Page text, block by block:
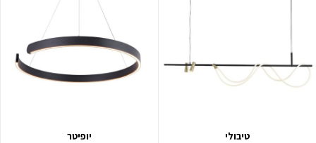
טיבולי יופיטר